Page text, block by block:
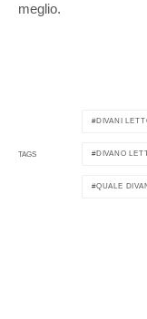
meglio.
TAGS
DIVANI
DIVANO
QUALE